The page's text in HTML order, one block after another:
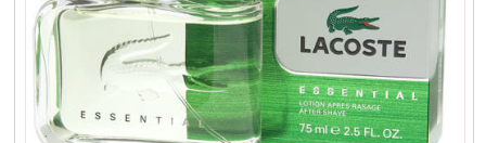
Xịt khoáng
Sữa rửa mặt | Tẩy trang | Lột mụn
Nước hoa hồng | Toner
Sản phẩm trang điểm khác
Giảm cân | Tăng cân
Sp chăm sóc da khác